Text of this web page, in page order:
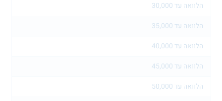
עד 30,000
עד 35,000
עד 40,000
עד 45,000
עד 50,000